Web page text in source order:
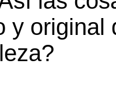
y original